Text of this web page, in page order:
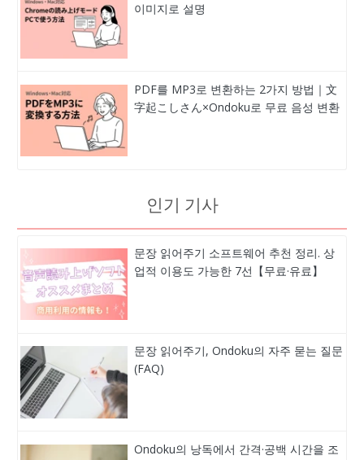
이미지로 설명
PDF를 MP3로 변환하는 2가지 방법｜文
字起こしさん×Ondoku로 무료 음성 변환
인기 기사
문장 읽어주기 소프트웨어 추천 정리. 상
업적 이용도 가능한 7선【무료·유료】
문장 읽어주기, Ondoku의 자주 묻는 질문
(FAQ)
Ondoku의 낭독에서 간격·공백 시간을 조